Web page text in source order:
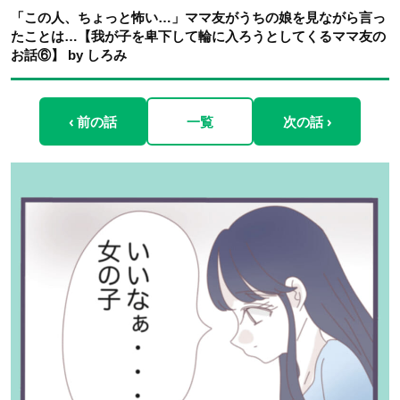
「この人、ちょっと怖い…」ママ友がうちの娘を見ながら言っ
たことは…【我が子を卑下して輪に入ろうとしてくるママ友の
お話⑥】 by しろみ
‹ 前の話 一覧 次の話 ›